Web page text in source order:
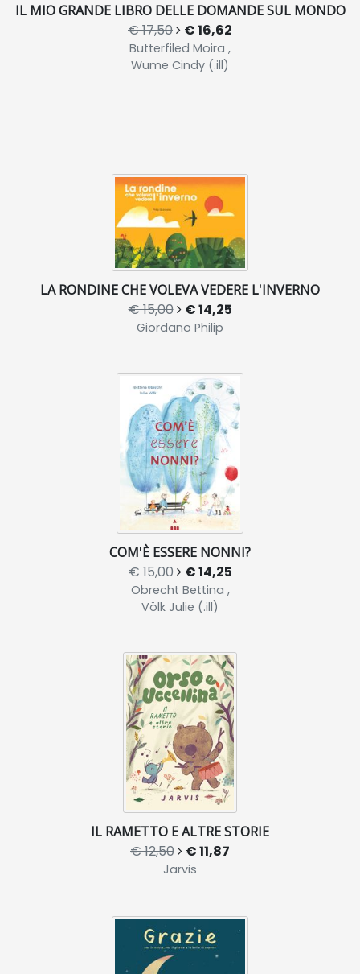
IL MIO GRANDE LIBRO DELLE DOMANDE SUL MONDO
€ 17,50 € 16,62
Butterfiled Moira ,
Wume Cindy (.ill)
LA RONDINE CHE VOLEVA VEDERE L'INVERNO
€ 15,00 € 14,25
Giordano Philip
COM'È ESSERE NONNI?
€ 15,00 € 14,25
Obrecht Bettina ,
Völk Julie (.ill)
IL RAMETTO E ALTRE STORIE
€ 12,50 € 11,87
Jarvis